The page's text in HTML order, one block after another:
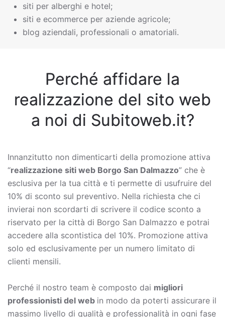
siti per alberghi e hotel;
siti e ecommerce per aziende agricole;
blog aziendali, professionali o amatoriali.
Perché affidare la
realizzazione del sito web
a noi di Subitoweb.it?
Innanzitutto non dimenticarti della promozione attiva
“realizzazione siti web Borgo San Dalmazzo” che è
esclusiva per la tua città e ti permette di usufruire del
10% di sconto sul preventivo. Nella richiesta che ci
invierai non scordarti di scrivere il codice sconto a
riservato per la città di Borgo San Dalmazzo e potrai
accedere alla scontistica del 10%. Promozione attiva
solo ed esclusivamente per un numero limitato di
clienti mensili.
Perché il nostro team è composto dai migliori
professionisti del web in modo da poterti assicurare il
massimo livello di qualità e professionalità in ogni fase